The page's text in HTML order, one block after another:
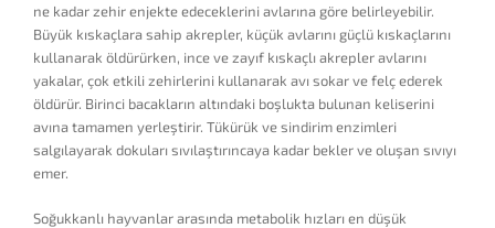
ne kadar zehir enjekte edeceklerini avlarına göre belirleyebilir.
Büyük kıskaçlara sahip akrepler, küçük avlarını güçlü kıskaçlarını
kullanarak öldürürken, ince ve zayıf kıskaçlı akrepler avlarını
yakalar, çok etkili zehirlerini kullanarak avı sokar ve felç ederek
öldürür. Birinci bacakların altındaki boşlukta bulunan keliserini
avına tamamen yerleştirir. Tükürük ve sindirim enzimleri
salgılayarak dokuları sıvılaştırıncaya kadar bekler ve oluşan sıvıyı
emer.
Soğukkanlı hayvanlar arasında metabolik hızları en düşük